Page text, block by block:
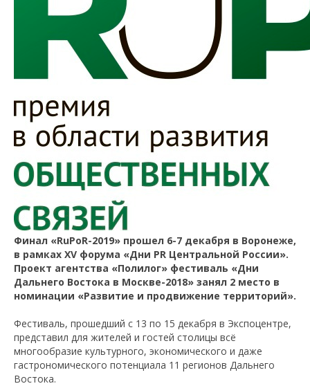
Финал «RuPoR-2019» прошел 6-7 декабря в Воронеже,
в рамках XV форума «Дни PR Центральной России».
Проект агентства «Полилог» фестиваль «Дни
Дальнего Востока в Москве-2018» занял 2 место в
номинации «Развитие и продвижение территорий».
Фестиваль, прошедший с 13 по 15 декабря в Экспоцентре,
представил для жителей и гостей столицы всё
многообразие культурного, экономического и даже
гастрономического потенциала 11 регионов Дальнего
Востока.